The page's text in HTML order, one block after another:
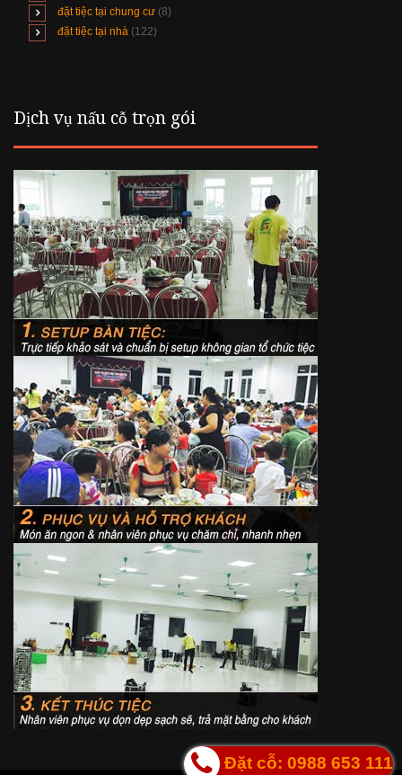
đặt tiệc tại chung cư (8)
đặt tiệc tại nhà (122)
Dịch vụ nấu cỗ trọn gói
Đặt cỗ: 0988 653 111